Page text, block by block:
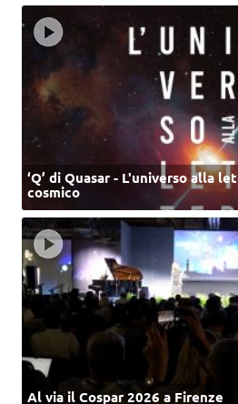
‘Q’ di Quasar - L'universo alla
cosmico
Al via il Cospar 2026 a Firenze